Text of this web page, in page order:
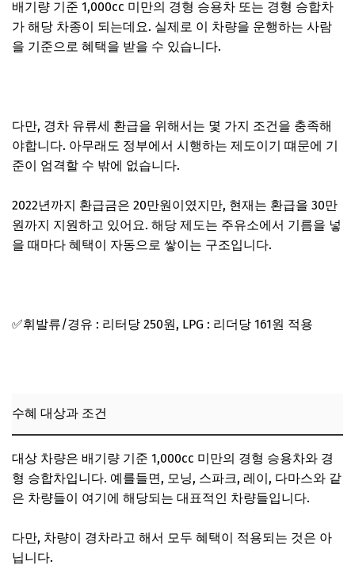
배기량 기준 1,000cc 미만의 경형 승용차 또는 경형 승합차
가 해당 차종이 되는데요. 실제로 이 차량을 운행하는 사람
을 기준으로 혜택을 받을 수 있습니다.
다만, 경차 유류세 환급을 위해서는 몇 가지 조건을 충족해
야합니다. 아무래도 정부에서 시행하는 제도이기 떄문에 기
준이 엄격할 수 밖에 없습니다.
2022년까지 환급금은 20만원이였지만, 현재는 환급을 30만
원까지 지원하고 있어요. 해당 제도는 주유소에서 기름을 넣
을 때마다 혜택이 자동으로 쌓이는 구조입니다.
✅휘발류/경유 : 리터당 250원, LPG : 리더당 161원 적용
수혜 대상과 조건
대상 차량은 배기량 기준 1,000cc 미만의 경형 승용차와 경
형 승합차입니다. 예를들면, 모닝, 스파크, 레이, 다마스와 같
은 차량들이 여기에 해당되는 대표적인 차량들입니다.
다만, 차량이 경차라고 해서 모두 혜택이 적용되는 것은 아
닙니다.